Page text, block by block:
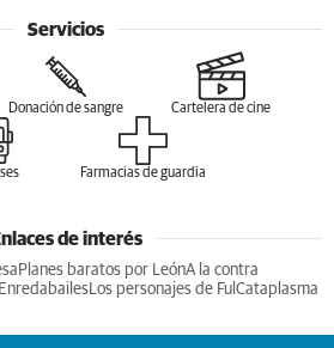
Servicios
Donación de sangre Cartelera de cine
Farmacias de guardia
de interés
Planes baratos por LeónA la contra
Los personajes de Ful Cataplasma